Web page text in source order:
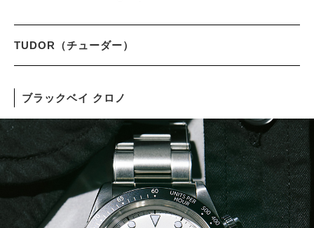
TUDOR（チューダー）
ブラックベイ クロノ